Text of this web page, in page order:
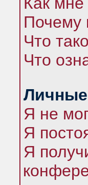
Почему
Что
Что
Я не
Я
Я